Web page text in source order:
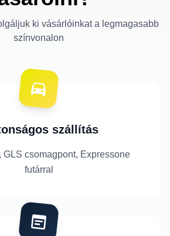
ki vásárlóinkat a legmagasabb
színvonalon
szállítás
GLS csomagpont, Expressone
futárral